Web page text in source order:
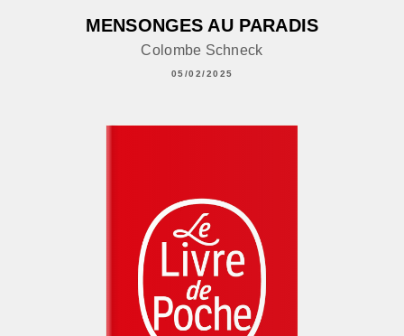
MENSONGES AU PARADIS
Colombe Schneck
05/02/2025